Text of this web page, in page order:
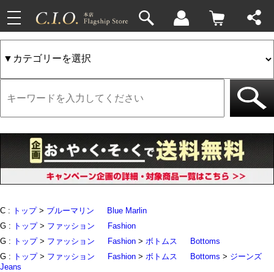
toggle
navigation
C : トップ> ブルーマリン
Blue Marlin
G : トップ> ファッション
Fashion
G : トップ> ファッション Fashion > ボトムス
Bottoms
G : トップ> ファッション Fashion > ボトムス Bottoms > ジーンズ
Jeans
4件
33件